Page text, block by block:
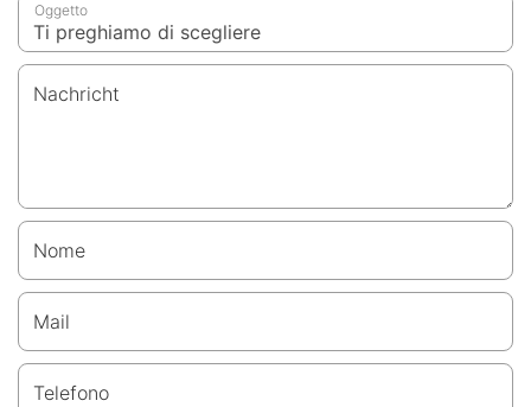
Oggetto
Nachricht
Nome
Mail
Telefono